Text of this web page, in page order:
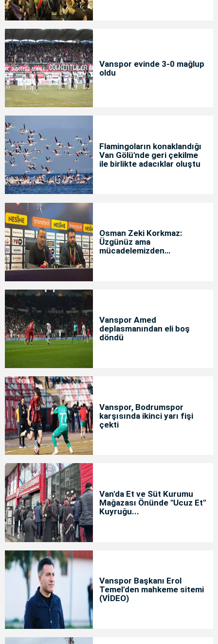
Vanspor evinde 3-0 mağlup
oldu
Flamingoların konaklandığı
Van Gölü'nde geri çekilme
ile birlikte adacıklar oluştu
Osman Zeki Korkmaz:
Üzgünüz ama
mücadelemizden
Vanspor Amed
deplasmanından eli boş
döndü
Vanspor, Bodrumspor
karşısında ikinci yarı fişi
çekti
Van'da Et ve Süt Kurumu
Mağazası Önünde "Ucuz Et"
Kuyruğu...
Vanspor Başkanı Erol
Temel'den mahkeme sitemi
(VİDEO)